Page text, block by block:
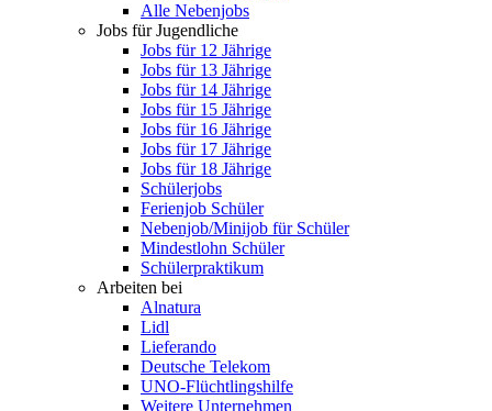
Alle Nebenjobs
Jobs für Jugendliche
Jobs für 12 Jährige
Jobs für 13 Jährige
Jobs für 14 Jährige
Jobs für 15 Jährige
Jobs für 16 Jährige
Jobs für 17 Jährige
Jobs für 18 Jährige
Schülerjobs
Ferienjob Schüler
Nebenjob/Minijob für Schüler
Mindestlohn Schüler
Schülerpraktikum
Arbeiten bei
Alnatura
Lidl
Lieferando
Deutsche Telekom
UNO-Flüchtlingshilfe
Weitere Unternehmen